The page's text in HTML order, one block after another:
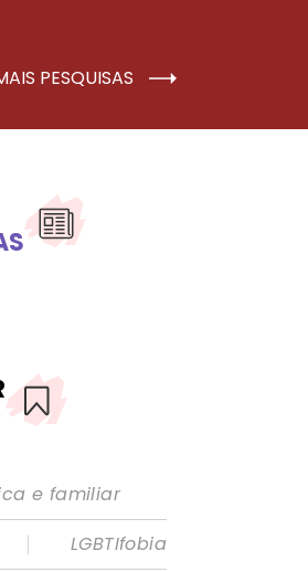
PESQUISAS
e familiar
|
LGBTIfobia